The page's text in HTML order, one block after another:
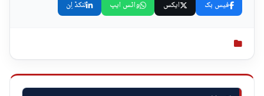
فیس بک ایکس واٹس ایپ لنکڈ اِن